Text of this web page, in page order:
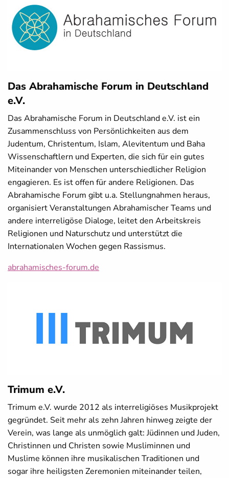
Das Abrahamische Forum in Deutschland
e.V.
Das Abrahamische Forum in Deutschland e.V. ist ein
Zusammenschluss von Persönlichkeiten aus dem
Judentum, Christentum, Islam, Alevitentum und Baha
Wissenschaftlern und Experten, die sich für ein gutes
Miteinander von Menschen unterschiedlicher Religion
engagieren. Es ist offen für andere Religionen. Das
Abrahamische Forum gibt u.a. Stellungnahmen heraus,
organisiert Veranstaltungen Abrahamischer Teams und
andere interreligöse Dialoge, leitet den Arbeitskreis
Religionen und Naturschutz und unterstützt die
Internationalen Wochen gegen Rassismus.
abrahamisches-forum.de
Trimum e.V.
Trimum e.V. wurde 2012 als interreligiöses Musikprojekt
gegründet. Seit mehr als zehn Jahren hinweg zeigte der
Verein, was lange als unmöglich galt: Jüdinnen und Juden,
Christinnen und Christen sowie Musliminnen und
Muslime können ihre musikalischen Traditionen und
sogar ihre heiligsten Zeremonien miteinander teilen,